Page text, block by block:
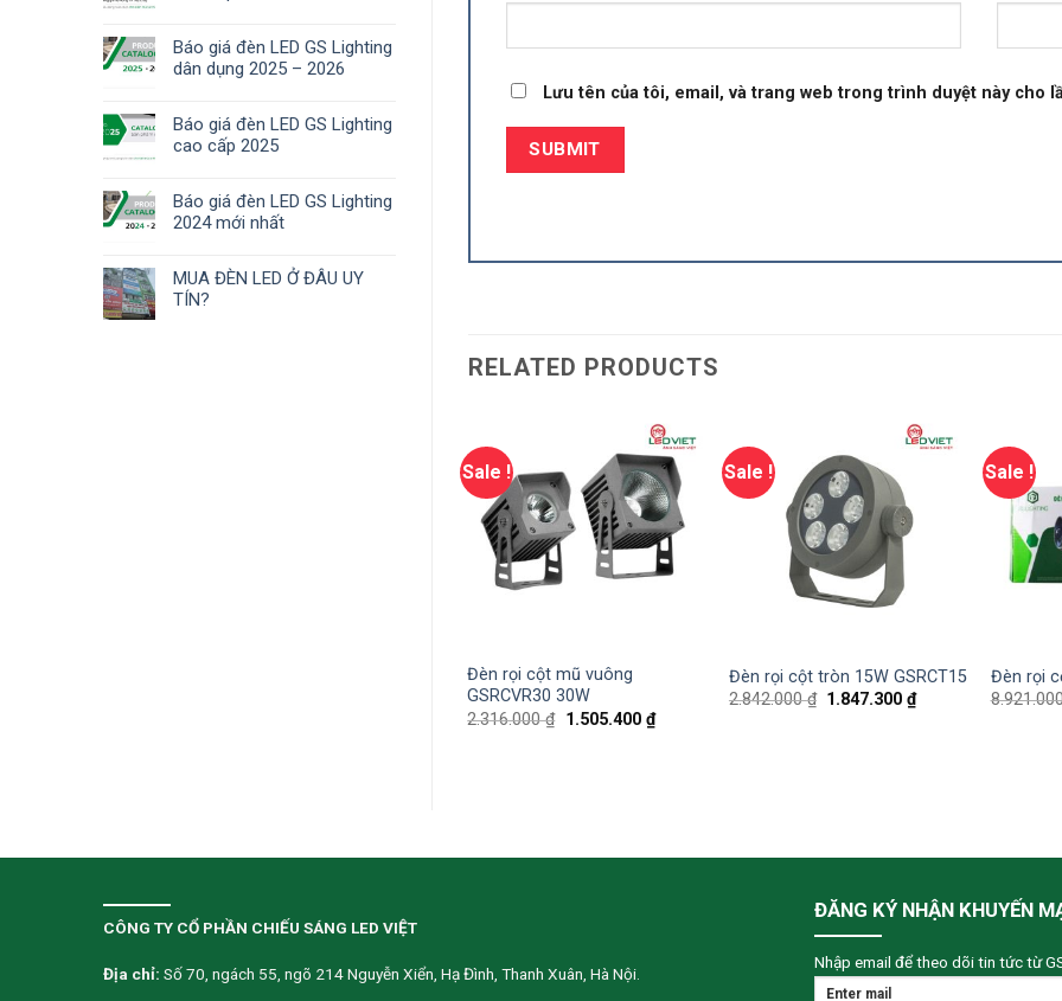
Lưu tên của tôi, email, và trang web trong trình duyệt này cho
RELATED PRODUCTS
Sale !
Đèn rọi cột mũ vuông
GSRCVR30 30W
2.316.000₫ 1.505.400 ₫
Sale !
Đèn rọi cột tròn 15W GSRCT15
2.842.000₫ 1.847.300₫
Sale !
Đèn rọi
Báo giá đèn LED GS Lighting
dân dụng 2025 – 2026
Báo giá đèn LED GS Lighting
cao cấp 2025
Báo giá đèn LED GS Lighting
2024 mới nhất
MUA ĐÈN LED Ở ĐÂU UY
TÍN?
CÔNG TY CỔ PHẦN CHIẾU SÁNG LED VIỆT
Địa chỉ: Số 70, ngách 55, ngõ 214 Nguyễn Xiển, Hạ Đình, Thanh Xuân, Hà Nội.
ĐĂNG KÝ NHẬN KHUYẾN
Nhập email để theo dõi tin tức từ